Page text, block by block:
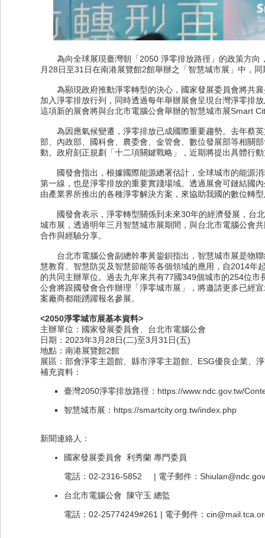
為向全球展現臺灣朝「2050 淨零排放路徑」的政策方向
月28日至31日在南港展覽館2館舉辦之「智慧城市展」中，
為顯現政府推動淨零轉型的決心，國家發展委員會將共襄
加入淨零排放行列，同時透過每年舉辦展會呈現台灣淨零排
這項新的展會將與台北市電腦公會舉辦的智慧城市展Smart
為因應氣候變遷，淨零排放已成國際重要趨勢。去年蔡英
部、內政部、國科會、農委會、金管會、數位發展部等相關
動。政府刻正規劃「十二項關鍵戰略」，近期將提出具體行
國發會指出，根據國際能源總署估計，全球城市的能源消
第一線，也是淨零排放的重要實踐場域。透過展會可鏈結國
由產業界所推出的各種淨零解決方案，來協助我國的數位轉
國發會表示，淨零轉型關係到未來30年的經濟發展，台北
城市展，透過明年三月智慧城市展期間，與台北市電腦公會
合作與經驗分享。
台北市電腦公會副總幹事黃鋆鋇指出，智慧城市展是物聯
慧教育、智慧防災及智慧節能等各個領域的應用，自2014年
的共同主辦單位。過去九年來共有77國349個城市的254位
公會將跟國發會合作辦理「淨零城市展」，將邀請更多已經
案廠商都能踴躍報名參展。
<2050淨零城市展基本資料>
主辦單位：國家發展委員會、台北市電腦公會
日期：2023年3月28日(二)至3月31日(五)
地點：南港展覽館2館
展區：部會淨零主題館、縣市淨零主題館、ESG優良企業、
補充資料：
臺灣2050淨零排放路徑： https://www.ndc.gov.tw/
智慧城市展： https://smartcity.org.tw/index.php
新聞連絡人：
國家發展委員會 利秀蘭 專門委員
電話：02-2316-5852 | 電子郵件：
台北市電腦公會 陳守玉 總監
電話：02-25774249#261 | 電子郵件：